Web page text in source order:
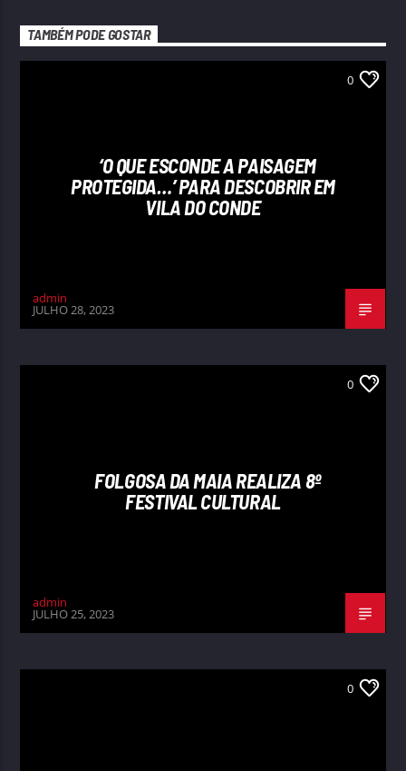
TAMBÉM PODE GOSTAR
0
‘O QUE ESCONDE A PAISAGEM
PROTEGIDA…’ PARA DESCOBRIR EM
VILA DO CONDE
admin
JULHO 28, 2023
0
FOLGOSA DA MAIA REALIZA 8º
FESTIVAL CULTURAL
admin
JULHO 25, 2023
0